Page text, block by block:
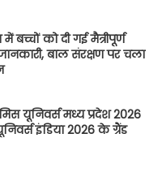
को दी गई मैत्रीपूर्ण
बाल संरक्षण पर चला
मिस यूनिवर्स मध्य प्रदेश 2026
इंडिया 2026 के ग्रैंड